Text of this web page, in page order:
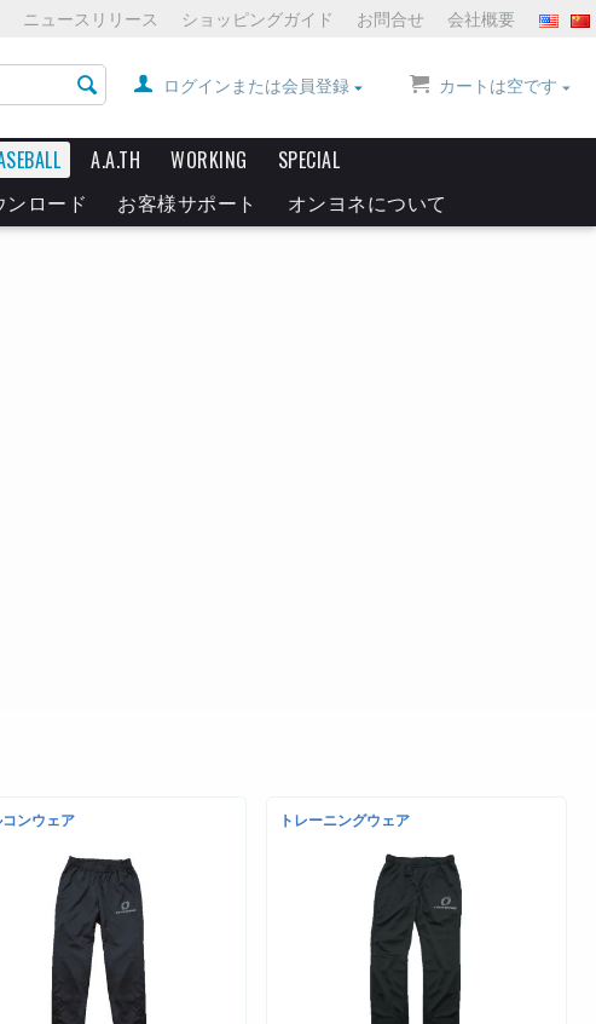
ニュースリリース ショッピングガイド お問合せ 会社概要
カートは空です
ログインまたは会員登録
A.A.TH WORKING
SPECIAL
ンロード お客様サポート オンヨネについて
ンウェア トレーニングウェア